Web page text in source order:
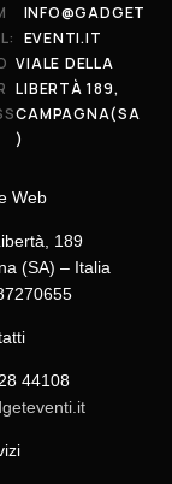
Web
189
(SA) – Italia
44108
INFO@GADGET
EVENTI.IT
VIALE DELLA
LIBERTÀ 189,
CAMPAGNA(SA
)